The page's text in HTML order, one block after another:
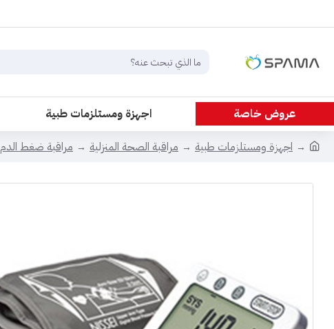
عروض خاصة اجهزة ومستلزمات طبية
اجهزة ومستلزمات طبية
مراقبة الصحة المنزلية مراقبة ضغط الدم